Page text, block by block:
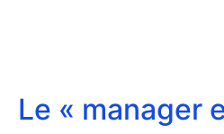
Le « manager